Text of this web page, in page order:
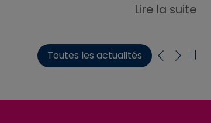
Lire la suite
Toutes les actualités